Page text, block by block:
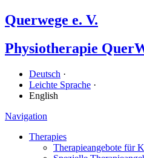
Querwege e. V.
Physiotherapie
Deutsch ·
Leichte Sprache ·
English
Navigation
Therapies
Therapieangebote für